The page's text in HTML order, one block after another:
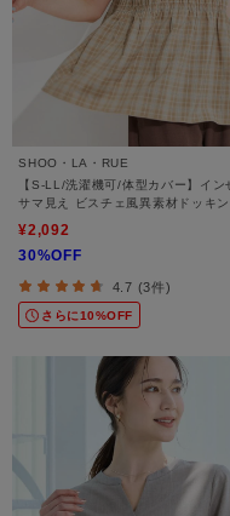
SHOO・LA・RUE
【S-LL/洗濯機可/体型カバー】イン
サマ見え ビスチェ風異素材ドッキン
¥2,092
30%OFF
4.7 (3件)
さらに10%OFF